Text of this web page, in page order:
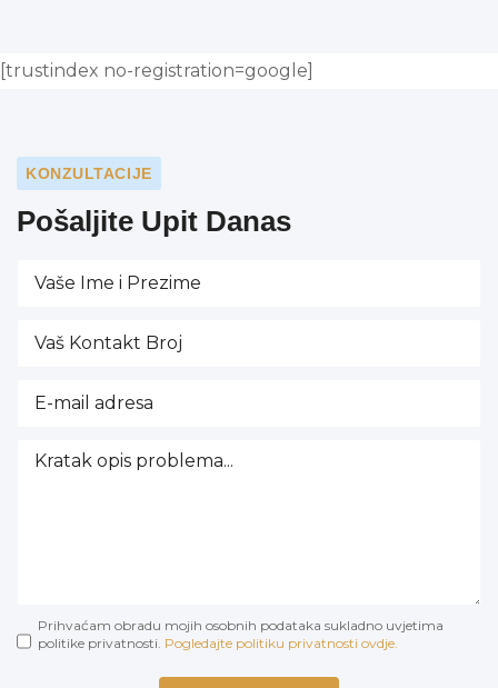
[trustindex no-registration=google]
KONZULTACIJE
Pošaljite Upit Danas
Prihvaćam obradu mojih osobnih podataka sukladno uvjetima
politike privatnosti. Pogledajte politiku privatnosti ovdje.